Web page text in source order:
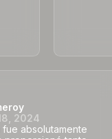
2024
fue absolutamente